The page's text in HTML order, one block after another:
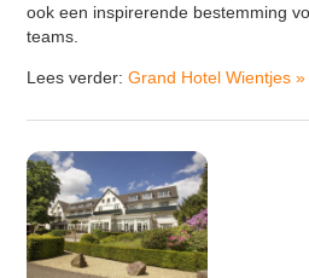
ook een inspirerende bestemming
teams.
Lees verder: Grand Hotel Wientjes »